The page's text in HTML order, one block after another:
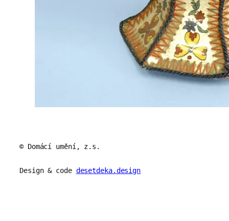
© Domácí umění, z.s.
Design & code desetdeka.design